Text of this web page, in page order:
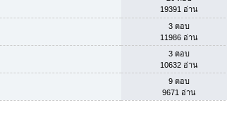
19391 อ่าน
3 ตอบ
11986 อ่าน
3 ตอบ
10632 อ่าน
9 ตอบ
9671 อ่าน